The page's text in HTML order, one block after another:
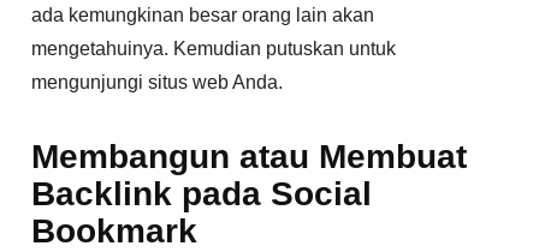
ada kemungkinan besar orang lain akan
mengetahuinya. Kemudian putuskan untuk
mengunjungi situs web Anda.
Membangun atau Membuat
Backlink pada Social
Bookmark